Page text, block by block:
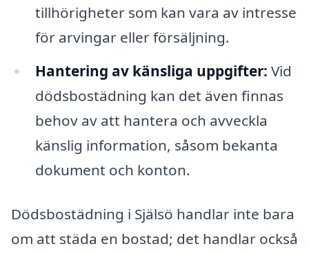
tillhörigheter som kan vara av intresse
för arvingar eller försäljning.
Hantering av känsliga uppgifter: Vid
dödsbostädning kan det även finnas
behov av att hantera och avveckla
känslig information, såsom bekanta
dokument och konton.
Dödsbostädning i Själsö handlar inte bara
om att städa en bostad; det handlar också